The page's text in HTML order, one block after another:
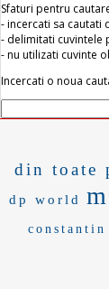
Sfaturi pentru
- incercati sa cautati
- delimitati cuvintele
- nu utilizati cuvinte
Incercati o noua
din toate
dp world
constantin